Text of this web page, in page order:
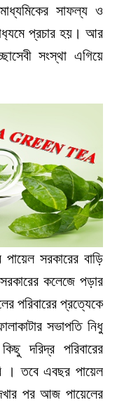
সাফল্য ও
প্রচার হয়। আর
সংস্থা এগিয়ে
সরকারের বাড়ি
কলেজে পড়ার
পরিবারের প্রত্যেকে
সভাপতি নিধু
দরিদ্র পরিবারের
। তবে এবছর পায়েল
পর আজ পায়েলের